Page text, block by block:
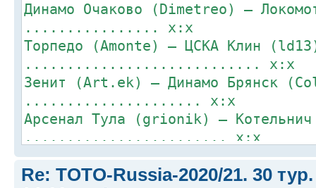
Динамо Очаково (Dimetreo) –
................ x:x
Торпедо (Amonte) – ЦСКА Клин
............................ x:x
Зенит (Art.ek) – Динамо Брянск
..................... x:x
Арсенал Тула (grionik) – Котельнич
........................ x:x
Лада (serjoT) – Долгопрудный
........................... x:x
Re: TOTO-Russia-2020/21. 30